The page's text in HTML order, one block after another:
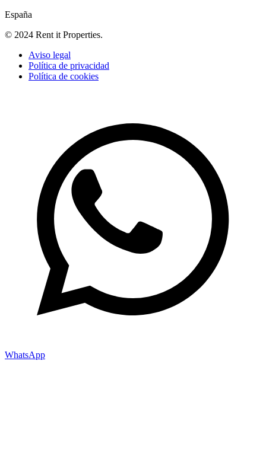
España
© 2024 Rent it Properties.
Aviso legal
Política de privacidad
Política de cookies
WhatsApp